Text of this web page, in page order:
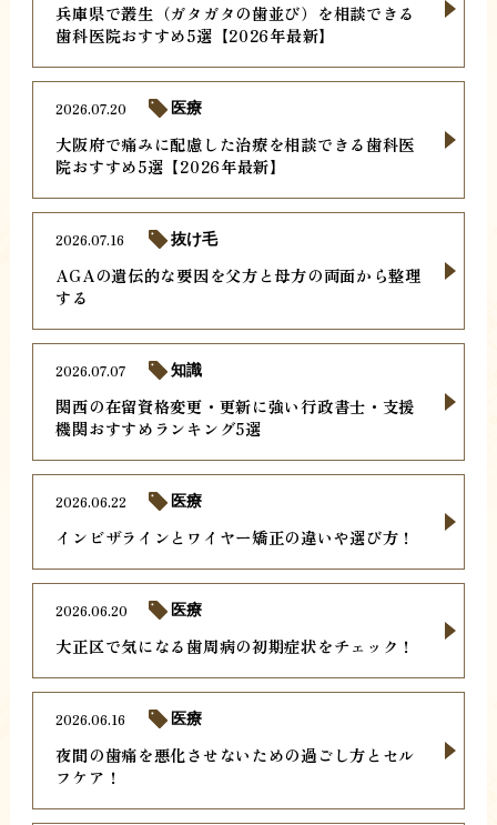
兵庫県で叢生（ガタガタの歯並び）を相談できる
歯科医院おすすめ5選【2026年最新】
大阪府で痛みに配慮した治療を相談できる歯科医
院おすすめ5選【2026年最新】
2026.07.20 医療
AGAの遺伝的な要因を父方と母方の両面から整理
する
2026.07.16 抜け毛
関西の在留資格変更・更新に強い行政書士・支援
機関おすすめランキング5選
2026.07.07 知識
インビザラインとワイヤー矯正の違いや選び方！
2026.06.22 医療
大正区で気になる歯周病の初期症状をチェック！
2026.06.20 医療
夜間の歯痛を悪化させないための過ごし方とセル
フケア！
2026.06.16 医療